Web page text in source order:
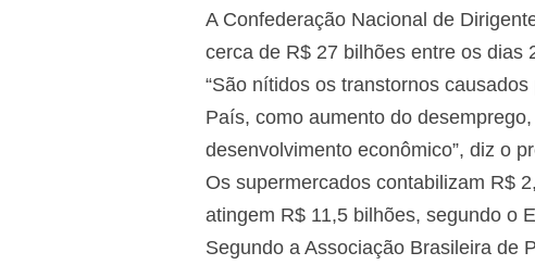
A Confederação Nacional de
cerca de R$ 27 bilhões entre os dias
“São nítidos os transtornos
País, como aumento do
desenvolvimento econômico”, diz o
Os supermercados contabilizam R$
atingem R$ 11,5 bilhões, segundo o
Segundo a Associação Brasileira de